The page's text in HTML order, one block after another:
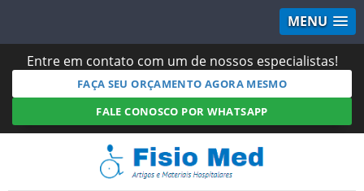
MENU
Entre em contato com um de nossos especialistas!
FAÇA SEU ORÇAMENTO AGORA MESMO
FALE CONOSCO POR WHATSAPP